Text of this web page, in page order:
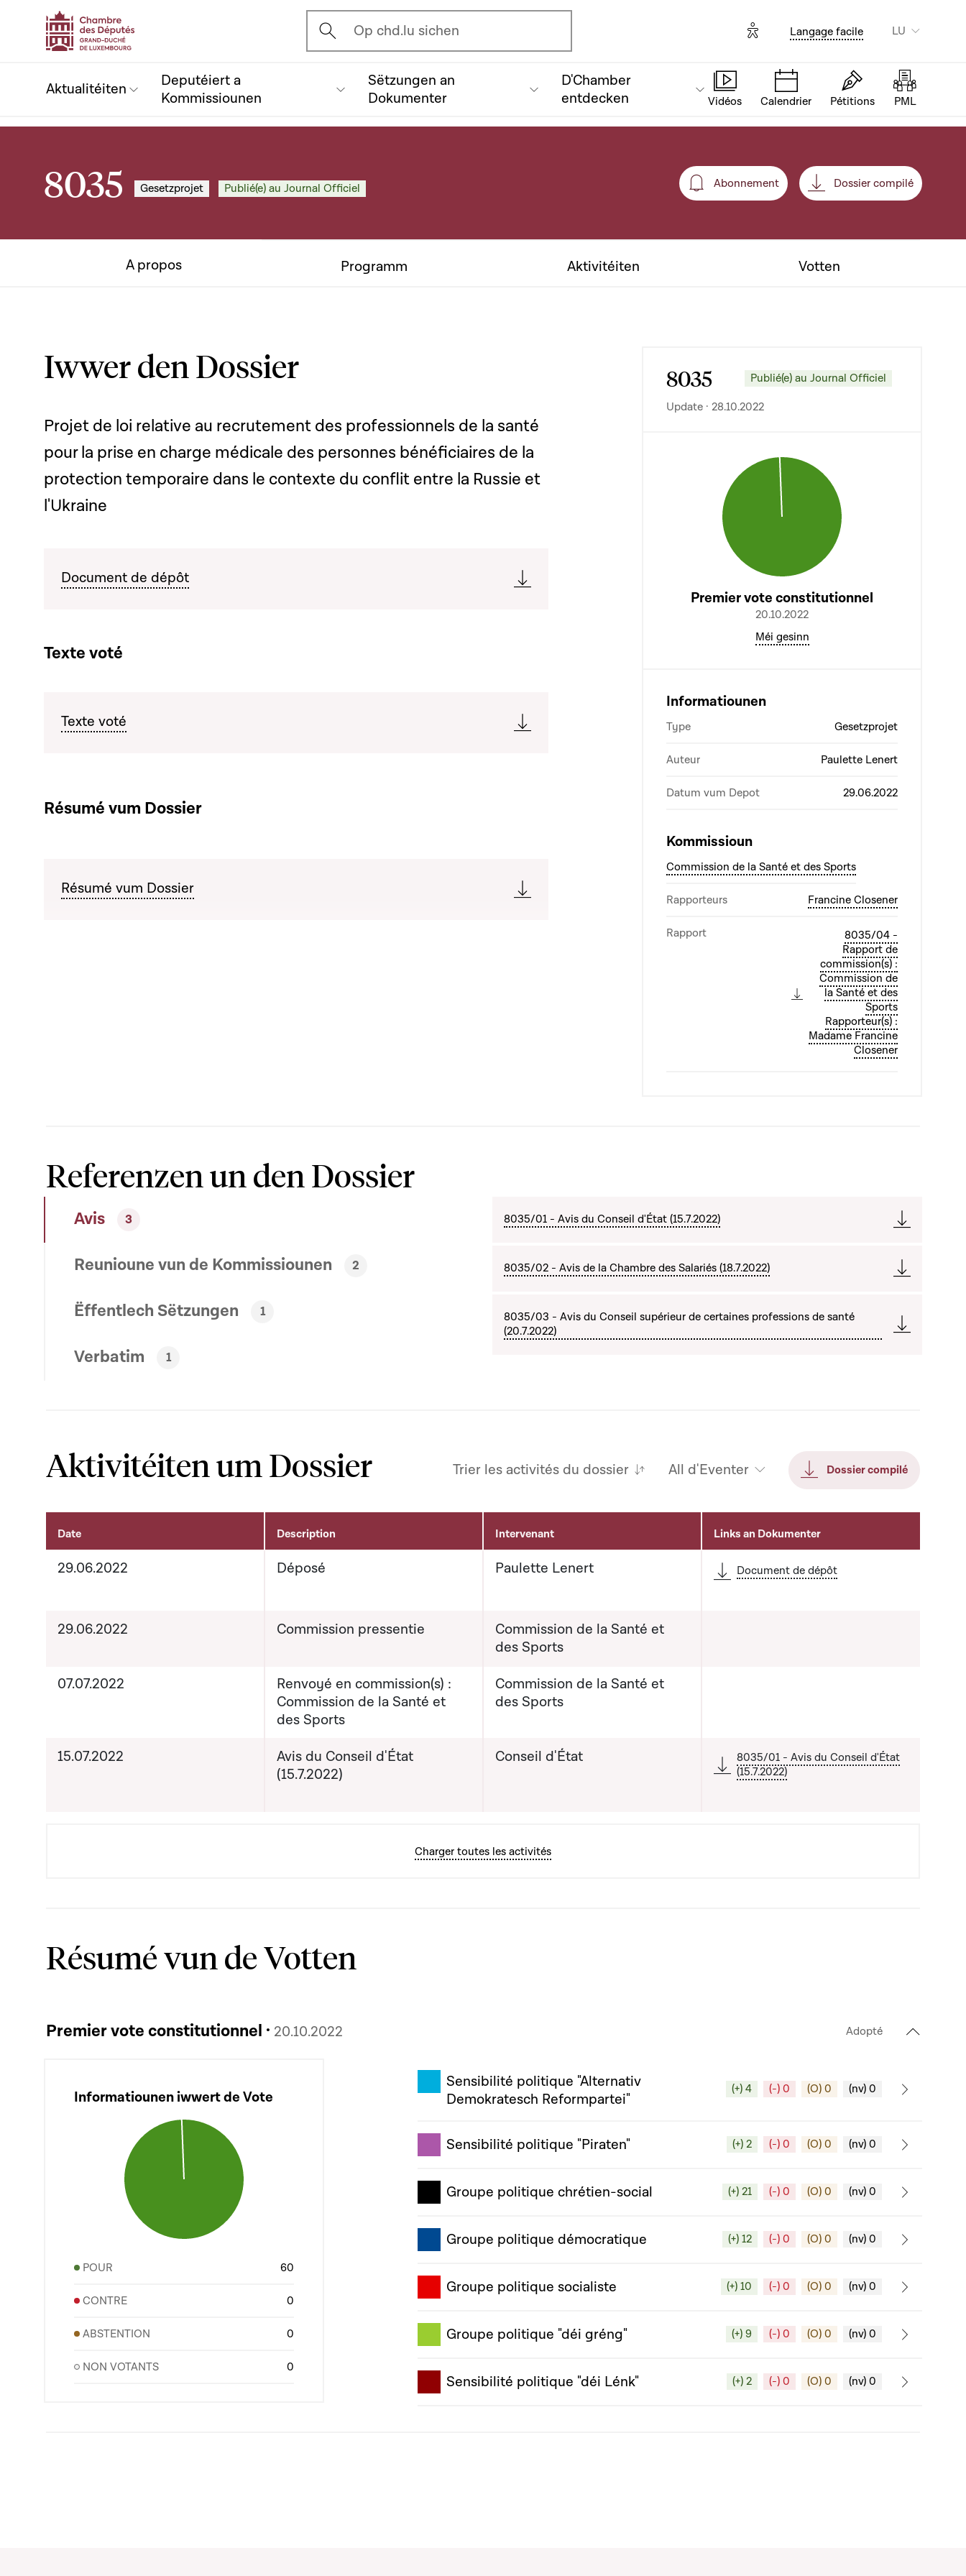
Ouvrir l'écran de recherche
Op chd.lu sichen Options d'accessibilité
Langage facile LU
Aktualitéiten
Deputéiert a
Kommissiounen
Sëtzungen an
Dokumenter
D'Chamber
entdecken
Vidéos Calendrier Pétitions PML
8035 Gesetzprojet Publié(e) au Journal Officiel Abonnement
Abonnement Dossier compilé
A propos Programm Aktivitéiten Votten
Iwwer den Dossier
Projet de loi relative au recrutement des professionnels de la santé
pour la prise en charge médicale des personnes bénéficiaires de la
protection temporaire dans le contexte du conflit entre la Russie et
l'Ukraine
Document de dépôt
Texte voté
Texte voté
Résumé vum Dossier
Résumé vum Dossier
8035 Publié(e) au Journal Officiel
Update · 28.10.2022
Premier vote constitutionnel
20.10.2022
Méi gesinn
Informatiounen
Type Gesetzprojet
Auteur Paulette Lenert
Datum vum Depot 29.06.2022
Kommissioun
Commission de la Santé et des Sports
Rapporteurs Francine Closener
Rapport
8035/04 -
Rapport de
commission(s) :
Commission de
la Santé et des
Sports
Rapporteur(s) :
Madame Francine
Closener
Referenzen un den Dossier
Avis 3
Reunioune vun de Kommissiounen 2
Ëffentlech Sëtzungen 1
Verbatim 1
8035/01 - Avis du Conseil d'État (15.7.2022)
8035/02 - Avis de la Chambre des Salariés (18.7.2022)
8035/03 - Avis du Conseil supérieur de certaines professions de santé
(20.7.2022)
Aktivitéiten um Dossier Trier les activités du dossier All d'Eventer Dossier compilé
Aktivitéiten um Dossier
Date Description Intervenant Links an Dokumenter
29.06.2022 Déposé Paulette Lenert Document de dépôt
29.06.2022 Commission pressentie
Commission de la Santé et
des Sports
07.07.2022
Renvoyé en commission(s) :
Commission de la Santé et
des Sports
Commission de la Santé et
des Sports
15.07.2022
Avis du Conseil d'État
(15.7.2022)
Conseil d'État
8035/01 - Avis du Conseil d'État
(15.7.2022)
Charger toutes les activités
Résumé vun de Votten
Premier vote constitutionnel · 20.10.2022 Adopté
Informatiounen iwwert de Vote
POUR 60
CONTRE 0
ABSTENTION 0
NON VOTANTS 0
Sensibilité politique "Alternativ
Demokratesch Reformpartei"
(+) 4 (-) 0 (O) 0 (nv) 0
Sensibilité politique "Piraten" (+) 2 (-) 0 (O) 0 (nv) 0
Groupe politique chrétien-social (+) 21 (-) 0 (O) 0 (nv) 0
Groupe politique démocratique (+) 12 (-) 0 (O) 0 (nv) 0
Groupe politique socialiste (+) 10 (-) 0 (O) 0 (nv) 0
Groupe politique "déi gréng" (+) 9 (-) 0 (O) 0 (nv) 0
Sensibilité politique "déi Lénk" (+) 2 (-) 0 (O) 0 (nv) 0